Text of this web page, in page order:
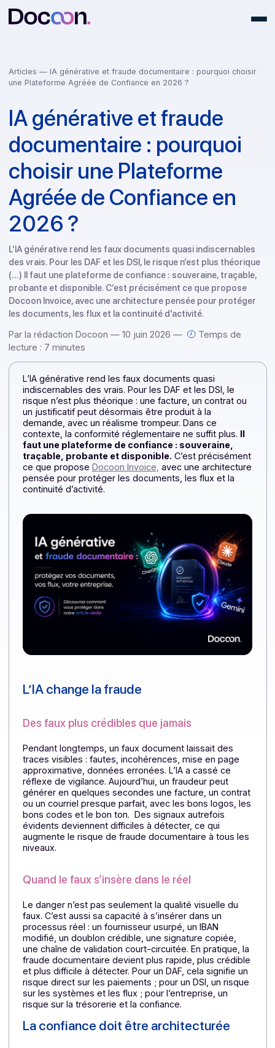
Articles— IA générative et fraude documentaire : pourquoi
IA générative et fraude
documentaire : pourquoi
choisir une Plateforme
Agréée de Confiance en
2026 ?
L’IA générative rend les faux documents quasi
des vrais. Pour les DAF et les DSI, le risque n’est plus
(…) Il faut une plateforme de confiance : souveraine,
probante et disponible. C’est précisément ce que propose
Docoon Invoice, avec une architecture pensée pour
les documents, les flux et la continuité d’activité.
Par la rédaction Docoon — 10 juin 2026 — Temps de
lecture : 7 minutes
L’IA générative rend les faux documents quasi
indiscernables des vrais. Pour les DAF et les DSI, le
risque n’est plus théorique : une facture, un contrat ou
un justificatif peut désormais être produit à la
demande, avec un réalisme trompeur. Dans ce
contexte, la conformité réglementaire ne suffit plus.
faut une plateforme de confiance : souveraine,
ce que propose
avec une
pensée pour protéger les documents, les flux et la
continuité d’activité.
L’IA change la fraude
Des faux plus crédibles que jamais
Pendant longtemps, un faux document laissait des
traces visibles : fautes, incohérences, mise en page
générer en quelques secondes une facture, un
bons codes et le bon ton. Des signaux autrefois
évidents deviennent difficiles à détecter, ce qui
augmente le risque de fraude documentaire à tous
niveaux.
Quand le faux s’insère dans le réel
Le danger n’est pas seulement la qualité visuelle du
faux. C’est aussi sa capacité à s’insérer dans un
processus réel : un fournisseur usurpé, un IBAN